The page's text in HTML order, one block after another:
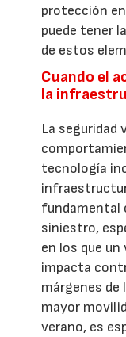
protección
puede tener
de estos
Cuando el
la
La seguridad
tecnología
fundamental
siniestro,
en los que un
impacta
márgenes de
mayor
verano, es